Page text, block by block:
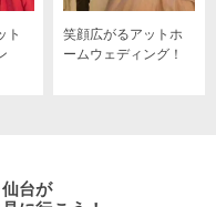
ト
笑顔広がるアットホ
ームウェディング！
台が